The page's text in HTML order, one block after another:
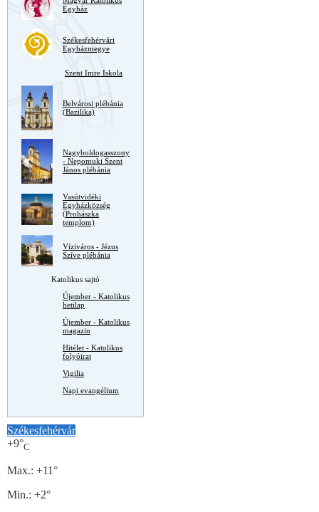
Egyház
Székesfehérvári
Egyházmegye
Szent Imre Iskola
Belvárosi plébánia
(Bazilika)
Nagyboldogasszony
- Nepomuki Szent
János plébánia
Vasútvidéki
Egyházközség
(Prohászka
templom)
Víziváros - Jézus
Szíve plébánia
Katolikus sajtó
Újember - Katolikus
hetilap
Újember - Katolikus
magazin
Hitélet - Katolikus
folyóirat
Vigilia
Napi evangélium
Székesfehérvár
+9°C
Max.: +11°
Min.: +2°